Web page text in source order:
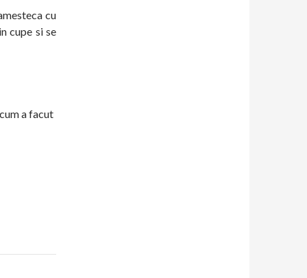
cu
cupe si se
a facut